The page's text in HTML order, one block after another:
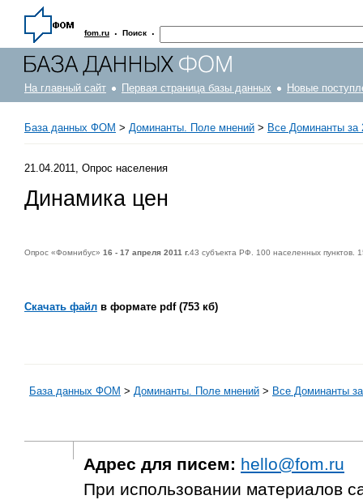
fom.ru · Поиск ·
На главный сайт Первая страница базы данных Новые
База данных ФОМ > Доминанты. Поле мнений > Все Доминанты за
21.04.2011, Опрос населения
Динамика цен
Опрос «Фомнибус» 16 - 17 апреля 2011 г.43 субъекта РФ. 100 населенных пунктов.
Скачать файл в формате pdf (753 кб)
База данных ФОМ > Доминанты. Поле мнений > Все Доминанты
Адрес для писем: hello@fom.ru
При использовании материалов